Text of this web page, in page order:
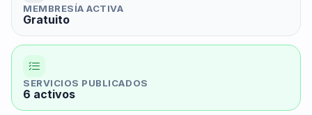
MEMBRESÍA ACTIVA
Gratuito
SERVICIOS PUBLICADOS
6 activos